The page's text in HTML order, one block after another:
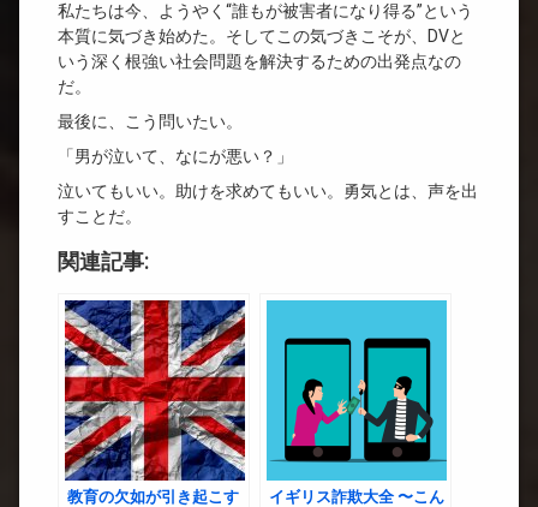
私たちは今、ようやく“誰もが被害者になり得る”という
本質に気づき始めた。そしてこの気づきこそが、DVと
いう深く根強い社会問題を解決するための出発点なの
だ。
最後に、こう問いたい。
「男が泣いて、なにが悪い？」
泣いてもいい。助けを求めてもいい。勇気とは、声を出
すことだ。
関連記事:
教育の欠如が引き起こす
イギリス詐欺大全 〜こん